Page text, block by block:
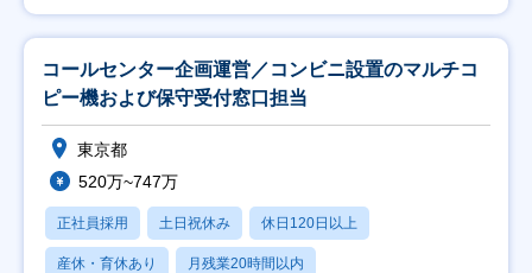
コールセンター企画運営／コンビニ設置のマルチコ
ピー機および保守受付窓口担当
東京都
520万~747万
正社員採用 土日祝休み 休日120日以上
産休・育休あり 月残業20時間以内